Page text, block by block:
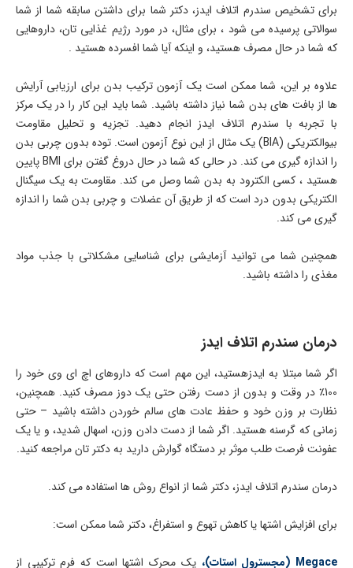
برای تشخیص سندرم اتلاف ایدز، دکتر شما برای داشتن سابقه شما از شما
سوالاتی پرسیده می شود ، برای مثال، در مورد رژیم غذایی تان، داروهایی
که شما در حال مصرف هستید، و اینکه آیا شما افسرده هستید .
علاوه بر این، شما ممکن است یک آزمون ترکیب بدن برای ارزیابی آرایش
ها از بافت های بدن شما نیاز داشته باشید. شما باید این کار را در یک مرکز
با تجربه با سندرم اتلاف ایدز انجام دهید. تجزیه و تحلیل مقاومت
بیوالکتریکی (BIA) یک مثال از این نوع آزمون است. توده بدون چربی بدن
را اندازه گیری می کند. در حالی که شما در حال دروغ گفتن برای BMI پایین
هستید ، کسی الکترود به بدن شما وصل می کند. مقاومت به یک سیگنال
الکتریکی بدون درد است که از طریق آن عضلات و چربی بدن شما را اندازه
گیری می کند.
همچنین شما می توانید آزمایشی برای شناسایی مشکلاتی با جذب مواد
مغذی را داشته باشید.
درمان سندرم اتلاف ایدز
اگر شما مبتلا به ایدزهستید، این مهم است که داروهای اچ ای وی خود را
100٪ در وقت و بدون از دست رفتن حتی یک دوز مصرف کنید. همچنین،
نظارت بر وزن خود و حفظ عادت های سالم خوردن داشته باشید – حتی
زمانی که گرسنه هستید. اگر شما از دست دادن وزن، اسهال شدید، و یا یک
عفونت فرصت طلب موثر بر دستگاه گوارش دارید به دکتر تان مراجعه کنید.
درمان سندرم اتلاف ایدز، دکتر شما از انواع روش ها استفاده می کند.
برای افزایش اشتها یا کاهش تهوع و استفراغ، دکتر شما ممکن است:
Megace (مجسترول استات)،
یک محرک اشتها است که فرم ترکیبی از